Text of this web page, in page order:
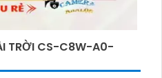
TRỜI CS-C8W-A0-